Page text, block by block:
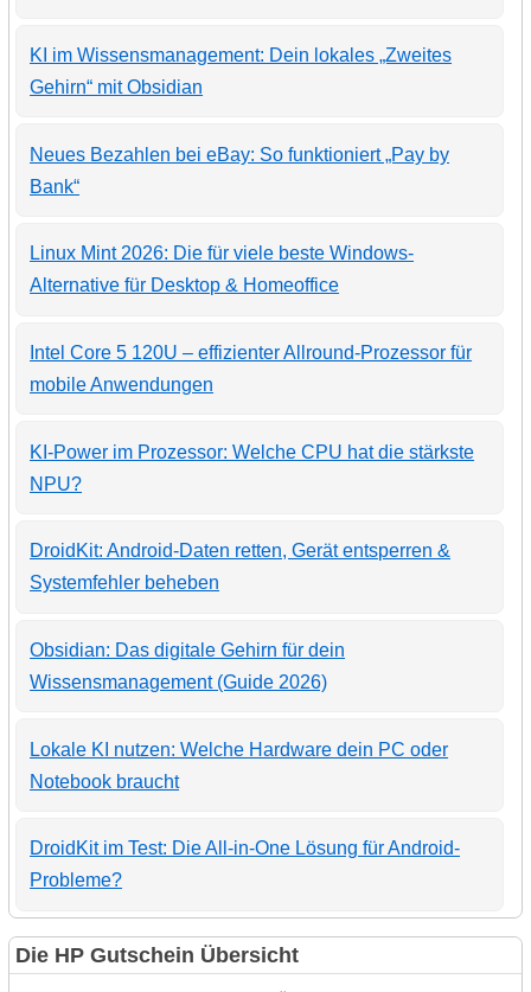
KI im Wissensmanagement: Dein lokales „Zweites
Gehirn“ mit Obsidian
Neues Bezahlen bei eBay: So funktioniert „Pay by
Bank“
Linux Mint 2026: Die für viele beste Windows-
Alternative für Desktop & Homeoffice
Intel Core 5 120U – effizienter Allround-Prozessor für
mobile Anwendungen
KI-Power im Prozessor: Welche CPU hat die stärkste
NPU?
DroidKit: Android-Daten retten, Gerät entsperren &
Systemfehler beheben
Obsidian: Das digitale Gehirn für dein
Wissensmanagement (Guide 2026)
Lokale KI nutzen: Welche Hardware dein PC oder
Notebook braucht
DroidKit im Test: Die All-in-One Lösung für Android-
Probleme?
Die HP Gutschein Übersicht